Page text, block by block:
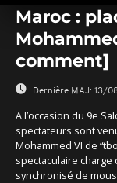
seconds
seconds
Maroc :
comment]
Dernière MAJ: 13/
A l’occasion du 9e
spectateurs sont
Mohammed VI de
spectaculaire
synchronisé de